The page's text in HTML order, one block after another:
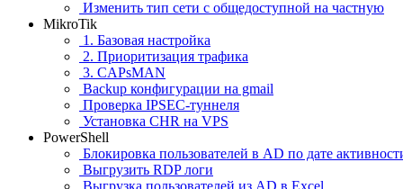
Изменить тип сети с общедоступной на частную
MikroTik
1. Базовая настройка
2. Приоритизация трафика
3. CAPsMAN
Backup конфигурации на gmail
Проверка IPSEC-туннеля
Установка CHR на VPS
PowerShell
Блокировка пользователей в AD по дате
Выгрузить RDP логи
Выгрузка пользователей из AD в Excel